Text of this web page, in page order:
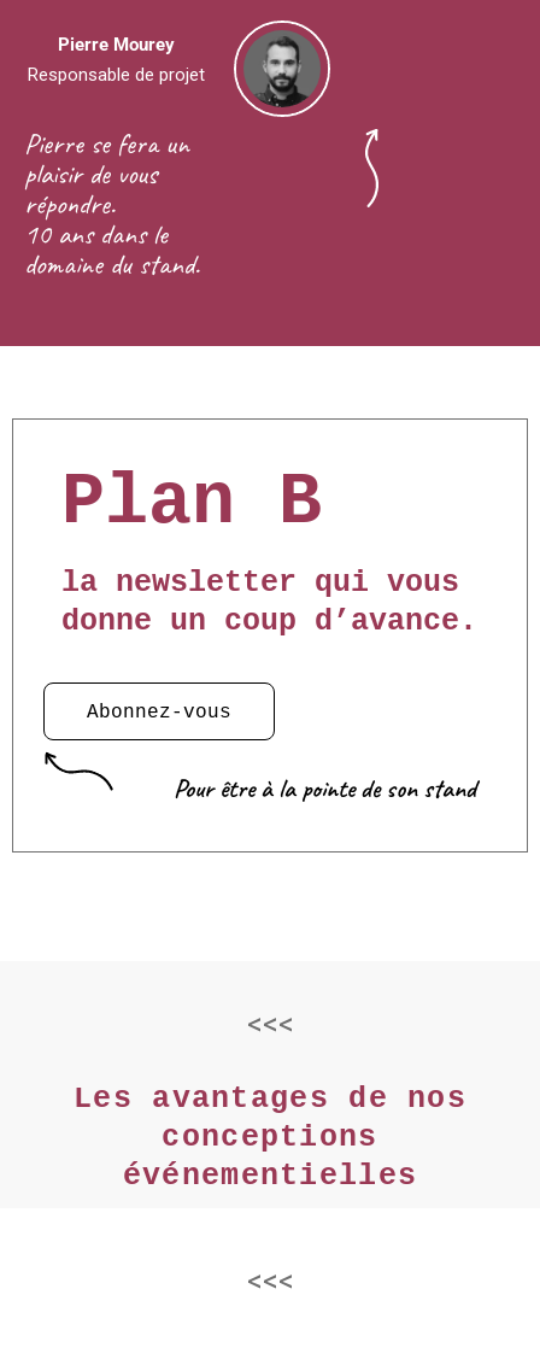
Pierre Mourey
Responsable de projet
Pierre se fera un
plaisir de vous
répondre.
10 ans dans le
domaine du stand.
Plan B
la newsletter qui vous
donne un coup d’avance.
Abonnez-vous
Pour être à la pointe de son stand
<<<
Les avantages de nos
conceptions
événementielles
<<<